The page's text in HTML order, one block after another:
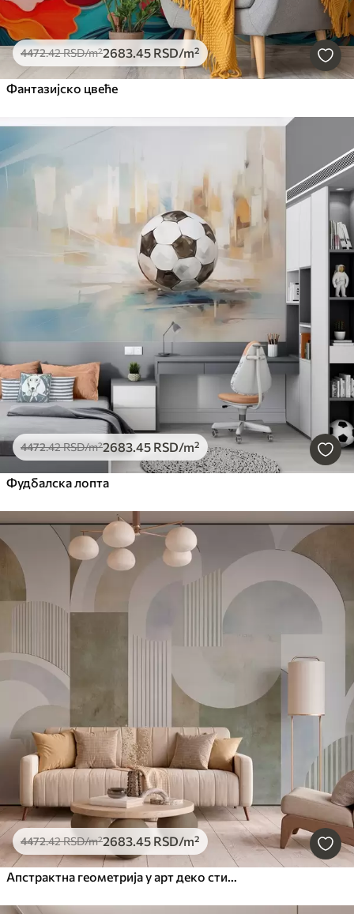
4472.42RSD/m²2683.45 RSD/m²
Фантазијско цвеће
4472.42RSD/m²2683.45 RSD/m²
Фудбалска лопта
4472.42RSD/m²2683.45 RSD/m²
Апстрактна геометрија у арт деко стилу са ретро ефектом